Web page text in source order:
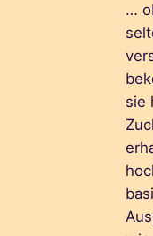
…
sie